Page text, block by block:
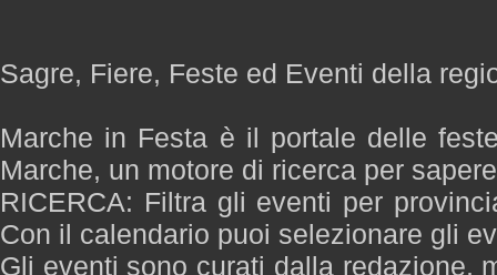
Sagre, Fiere, Feste ed Eventi della
Marche in Festa è il portale delle
Marche, un motore di ricerca per
RICERCA: Filtra gli eventi per
Con il calendario puoi selezionare gli
Gli eventi sono curati dalla redazione,